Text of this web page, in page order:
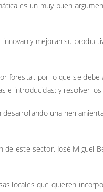
es un muy buen
y mejoran su
forestal, por lo que se
e introducidas; y resolver
una
de este sector, José Miguel
locales que quieren